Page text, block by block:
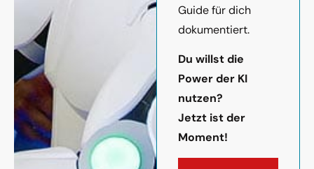
Guide für dich
dokumentiert.
Du willst die
Power der KI
nutzen?
Jetzt ist der
Moment!